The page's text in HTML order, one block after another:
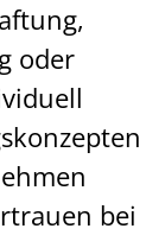
oder
bei